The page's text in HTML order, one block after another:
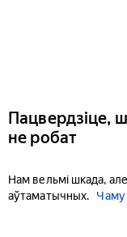
Пацвердзіце,
не робат
Нам вельмі шкада,
аўтаматычных.
Чаму